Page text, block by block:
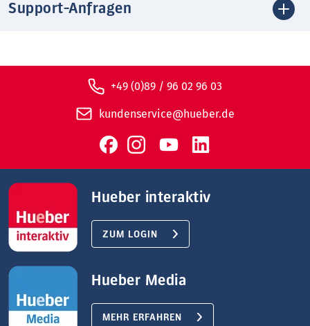
Support-Anfragen
+49 (0)89 / 96 02 96 03
kundenservice@hueber.de
Hueber interaktiv
ZUM LOGIN
Hueber Media
MEHR ERFAHREN